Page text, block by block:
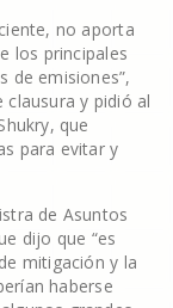
no aporta
los principales
de emisiones”,
clausura y pidió al
que
para evitar y
de Asuntos
dijo que “es
mitigación y la
haberse